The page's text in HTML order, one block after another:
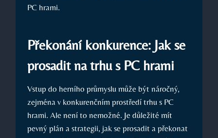
PC hrami.
Překonání konkurence: Jak se
prosadit na trhu s PC hrami
Vstup do herního průmyslu může být náročný,
zejména v konkurenčním prostředí trhu s PC
hrami. Ale není to nemožné. Je důležité mít
pevný plán a strategii, jak se prosadit a překonat